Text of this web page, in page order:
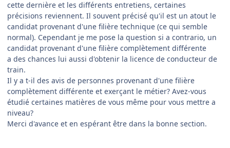
cette dernière et les différents entretiens, certaines
précisions reviennent. Il souvent précisé qu'il est un atout le
candidat provenant d'une filière technique (ce qui semble
normal). Cependant je me pose la question si a contrario, un
candidat provenant d'une filière complètement différente
a des chances lui aussi d'obtenir la licence de conducteur de
train.
Il y a t-il des avis de personnes provenant d'une filière
complètement différente et exerçant le métier? Avez-vous
étudié certaines matières de vous même pour vous mettre a
niveau?
Merci d'avance et en espérant être dans la bonne section.